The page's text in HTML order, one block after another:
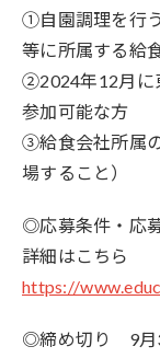
①自園調理を行
等に所属する給
②2024年12月に
参加可能な方
③給食会社所属
場すること）
◎応募条件・応
詳細はこちら
https://
◎締め切り 9月